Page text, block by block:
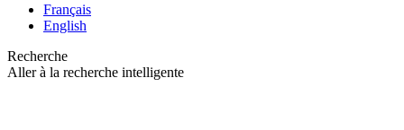
Français
English
Recherche
Aller à la recherche intelligente